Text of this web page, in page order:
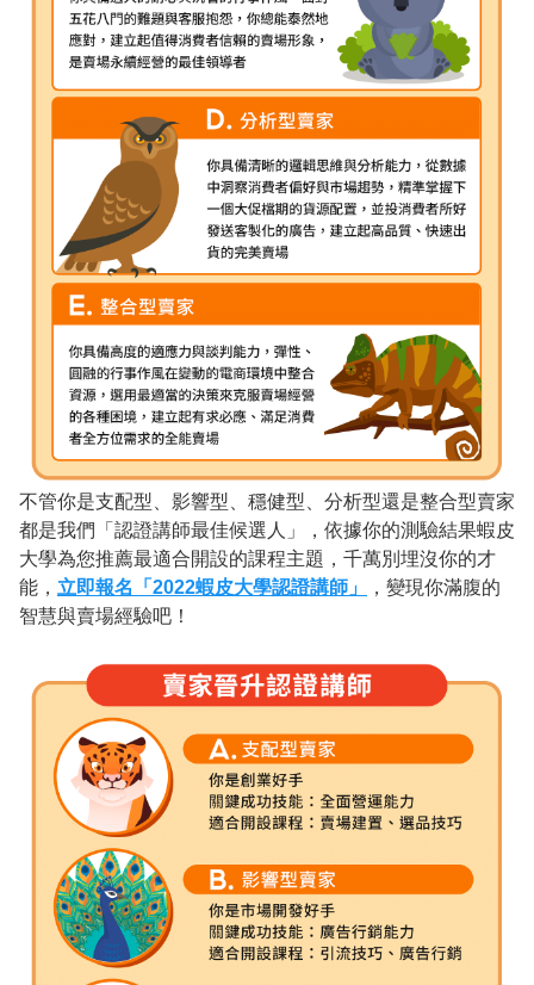
不管你是支配型、影響型、穩健型、分析型還是整合型賣家
都是我們「認證講師最佳候選人」，依據你的測驗結果蝦皮
大學為您推薦最適合開設的課程主題，千萬別埋沒你的才
能， 立即報名「2022蝦皮大學認證講師」
，變現你滿腹的
智慧與賣場經驗吧！